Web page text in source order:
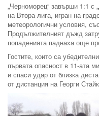
„Черноморец“ завърши 1:1 с
на Втора лига, игран на
метеорологични условия,
Продължителният дъжд
попаденията паднаха още
Гостите, които са
първата опасност в 11-ата
и спаси удар от близка
от дистанция на Георги